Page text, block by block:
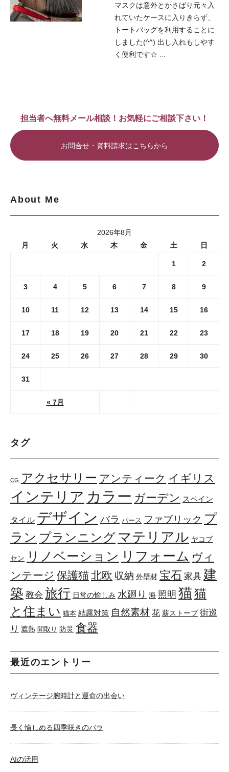
マスクは意外とかさばり元々入
れていたケースに入りきらず、
トートバッグを利用することに
しました(^^) 出し入れもしやす
く便利です☆ ...
担当者へ無料メール相談！お気軽にご相談下さい！
お問合せ・資料請求はこちらから
About Me
2026年8月
月
火 水 木 金 土 日
« 7月
1 2
3 4 5 6 7 8 9
10 11 12 13 14 15 16
17 18 19 20 21 22 23
24 25 26 27 28 29 30
31
タグ
CG アクセサリー アンティーク イギリス
インテリア カラー ガーデン スペイン
タイル デザイン バラ パース ファブリック プ
ラン プランニング マテリアル ヤコブ
セン リノベーション リフォーム ヴィ
ンテージ 保護猫北欧 収納 外壁材 宝石 家具 建
築 教会 旅行 日常の愉しみ 水廻り 海 照明 猫猫
と住まい 猫本 結露対策 自然素材 花 薪ストーブ 街巡
り 遮熱 間取り 防災 食器
最近のエントリー
ヴィンテージ腕時計と運命の出会い
長く愉しめる四季咲きのバラ
AIの活用